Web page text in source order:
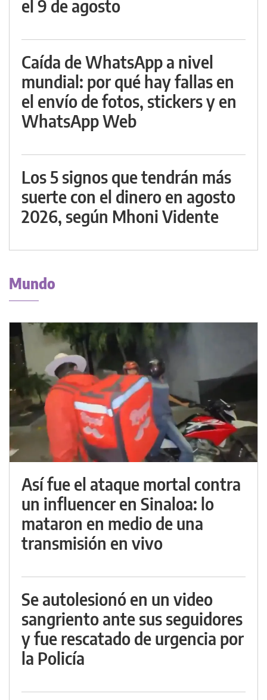
el 9 de agosto
Caída de WhatsApp a nivel
mundial: por qué hay fallas en
el envío de fotos, stickers y en
WhatsApp Web
Los 5 signos que tendrán más
suerte con el dinero en agosto
2026, según Mhoni Vidente
Mundo
Así fue el ataque mortal contra
un influencer en Sinaloa: lo
mataron en medio de una
transmisión en vivo
Se autolesionó en un video
sangriento ante sus seguidores
y fue rescatado de urgencia por
la Policía